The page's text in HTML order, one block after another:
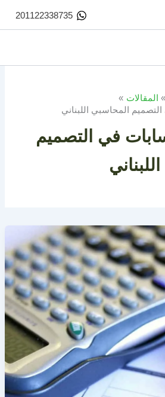
201122338735
المقالات
المحاسبي اللبناني
في التصميم